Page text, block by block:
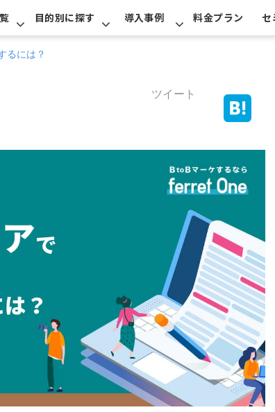
目的別に探す 導入事例 料金プラン セ
るには？
ツイート